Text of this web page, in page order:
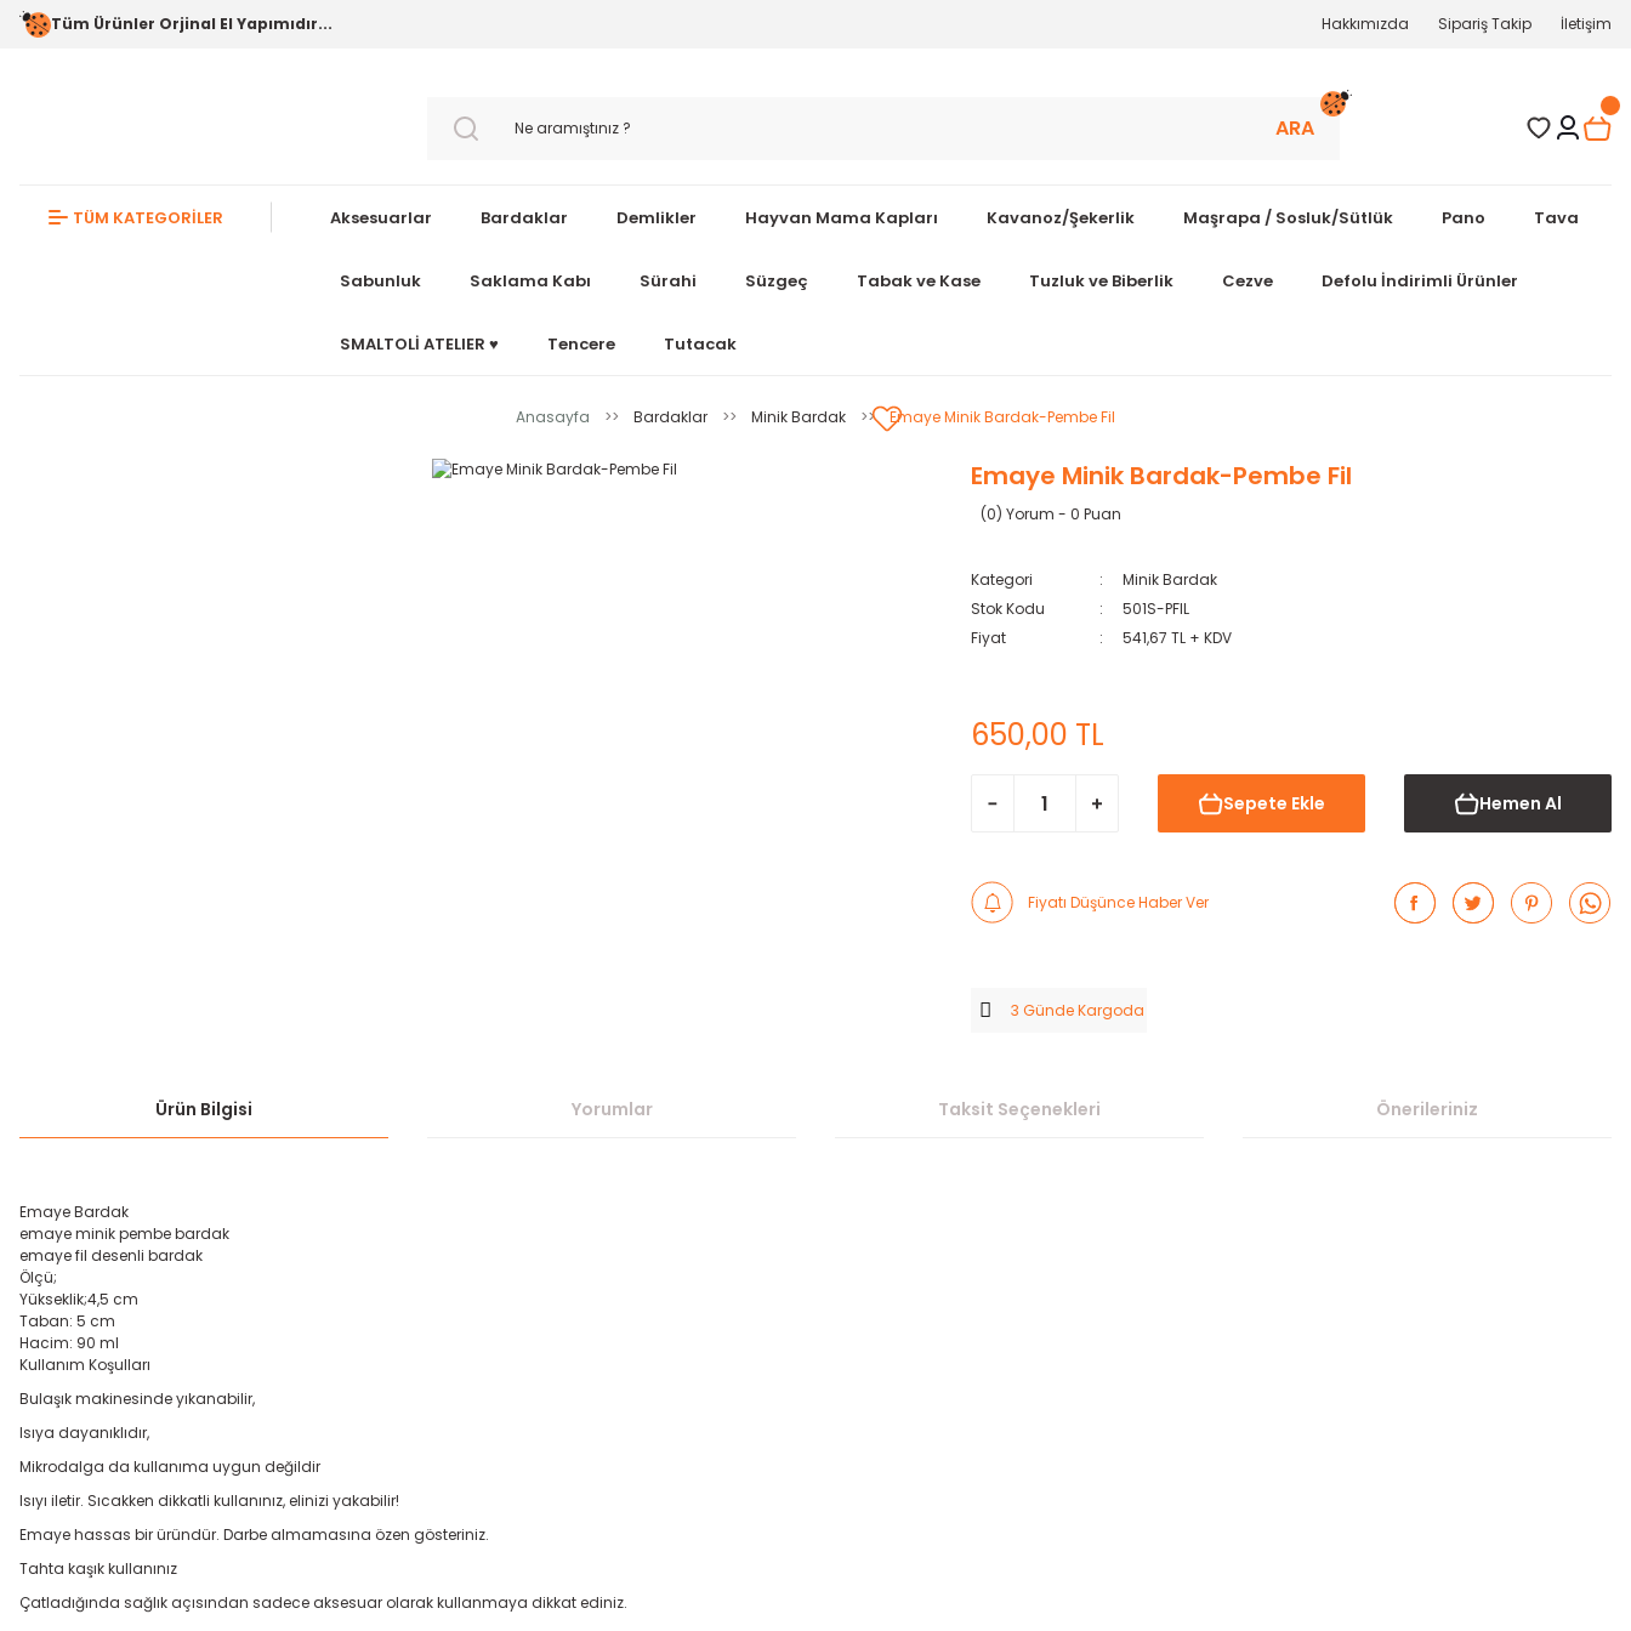
Tüm Ürünler Orjinal El Yapımıdır... Hakkımızda Sipariş Takip İletişim
ARA
TÜM KATEGORİLER Aksesuarlar Bardaklar Demlikler Hayvan Mama Kapları Kavanoz/Şekerlik Maşrapa / Sosluk/Sütlük Pano Tava
Sabunluk Saklama Kabı Sürahi Süzgeç Tabak ve Kase Tuzluk ve Biberlik Cezve Defolu İndirimli Ürünler
SMALTOLİ ATELIER ♥️ Tencere Tutacak
Anasayfa Bardaklar Minik Bardak Emaye Minik Bardak-Pembe Fil
Emaye Minik Bardak-Pembe Fil
(0) Yorum - 0 Puan
Kategori
Minik Bardak
Stok Kodu
501S-PFIL
Fiyat
541,67 TL + KDV
650,00 TL
Sepete Ekle Hemen Al
Fiyatı Düşünce Haber Ver
3 Günde Kargoda
Ürün Bilgisi Yorumlar Taksit Seçenekleri Önerileriniz
Emaye Bardak
emaye minik pembe bardak
emaye fil desenli bardak
Ölçü;
Yükseklik;4,5 cm
Taban: 5 cm
Hacim: 90 ml
Kullanım Koşulları
Bulaşık makinesinde yıkanabilir,
Isıya dayanıklıdır,
Mikrodalga da kullanıma uygun değildir
Isıyı iletir. Sıcakken dikkatli kullanınız, elinizi yakabilir!
Emaye hassas bir üründür. Darbe almamasına özen gösteriniz.
Tahta kaşık kullanınız
Çatladığında sağlık açısından sadece aksesuar olarak kullanmaya dikkat ediniz.